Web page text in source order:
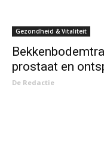
Gezondheid & Vitaliteit
prostaat en
De Redactie